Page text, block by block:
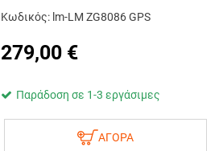
Κωδικός: lm-LM ZG8086 GPS
279,00 €
Παράδοση σε 1-3 εργάσιμες
ΑΓΟΡΑ